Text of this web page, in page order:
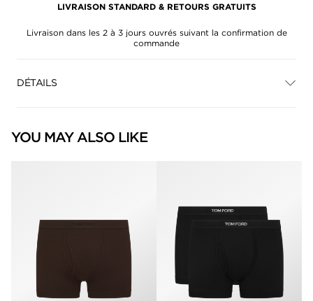
LIVRAISON STANDARD & RETOURS GRATUITS
Livraison dans les 2 à 3 jours ouvrés suivant la confirmation de
commande
DÉTAILS
YOU MAY ALSO LIKE